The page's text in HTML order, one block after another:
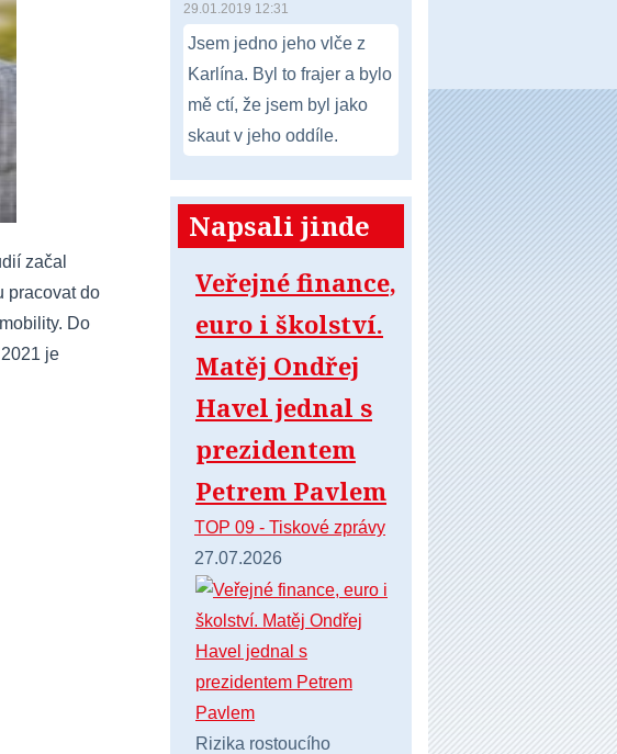
začal
pracovat do
Do
je
29.01.2019 12:31
Jsem jedno jeho vlče z
Karlína. Byl to frajer a bylo
mě ctí, že jsem byl jako
skaut v jeho oddíle.
Napsali jinde
Veřejné finance,
euro i školství.
Matěj Ondřej
Havel jednal s
prezidentem
Petrem Pavlem
TOP 09 - Tiskové zprávy
27.07.2026
Rizika rostoucího